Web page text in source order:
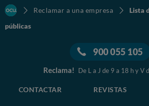
Reclamar a una empresa
Lista
públicas
900 055 105
Reclama! De L a J de 9 a 18 h y V
CONTACTAR REVISTAS